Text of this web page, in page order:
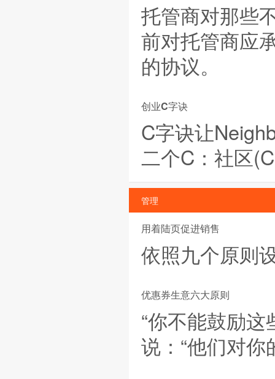
托管商对那些
前对托管商应
的协议。
创业C字诀
C字诀让
二个C：社区
管理
用着陆页促进销售
依照九个原则
优惠券生意六大原则
“你不能鼓励
说：“他们对你